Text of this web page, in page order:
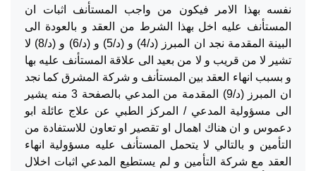
نفسه بهذا الامر فيكون من واجب المستأنف اثبات ان
المستأنف عليه اخل بهذا الشرط من العقد و بالعودة الى
البينة المقدمة نجد ان المبرز (د/4) و (د/5) و (د/6) و (د/8) لا
تشير لا من قريب و لا من بعيد الى علاقة المستأنف عليه بها
و بسبب انهاء العقد بين المستأنف و شركة المشرق كما نجد
ان المبرز (د/9) المقدمة من المدعي بالصفحة 3 منه يشير
الى مسؤولية المدعي / المركز الطبي عن علاج عائلة ابو
دعموس و ان هناك اهمال او تقصير او تعاون للاستفادة من
التأمين و بالتالي لا يتحمل المستأنف عليه مسؤولية انهاء
العقد مع شركة التأمين و لم يستطيع المدعي اثبات اخلال